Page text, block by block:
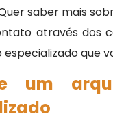
saber mais
através dos
que
um